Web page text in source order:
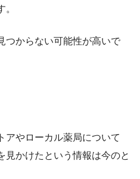
つからない可能性が高いで
アやローカル薬局について
見かけたという情報は今のと